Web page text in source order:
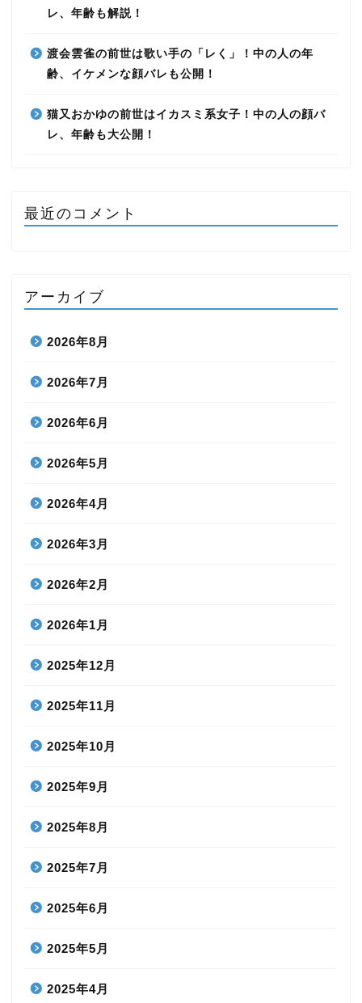
レ、年齢も解説！
渡会雲雀の前世は歌い手の「レく」！中の人の年
齢、イケメンな顔バレも公開！
猫又おかゆの前世はイカスミ系女子！中の人の顔バ
レ、年齢も大公開！
最近のコメント
アーカイブ
2026年8月
2026年7月
2026年6月
2026年5月
2026年4月
2026年3月
2026年2月
2026年1月
2025年12月
2025年11月
2025年10月
2025年9月
2025年8月
2025年7月
2025年6月
2025年5月
2025年4月